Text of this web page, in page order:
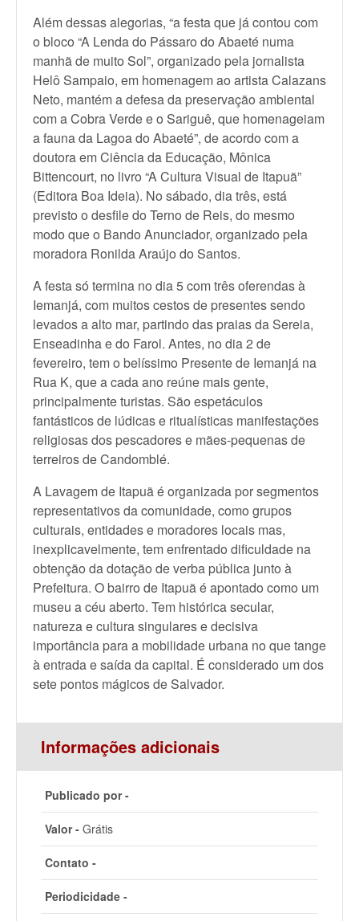
Além dessas alegorias, “a festa que já contou com
o bloco “A Lenda do Pássaro do Abaeté numa
manhã de muito Sol”, organizado pela jornalista
Helô Sampaio, em homenagem ao artista Calazans
Neto, mantém a defesa da preservação ambiental
com a Cobra Verde e o Sariguê, que homenageiam
a fauna da Lagoa do Abaeté”, de acordo com a
doutora em Ciência da Educação, Mônica
Bittencourt, no livro “A Cultura Visual de Itapuã”
(Editora Boa Ideia). No sábado, dia três, está
previsto o desfile do Terno de Reis, do mesmo
modo que o Bando Anunciador, organizado pela
moradora Ronilda Araújo do Santos.
A festa só termina no dia 5 com três oferendas à
Iemanjá, com muitos cestos de presentes sendo
levados a alto mar, partindo das praias da Sereia,
Enseadinha e do Farol. Antes, no dia 2 de
fevereiro, tem o belíssimo Presente de Iemanjá na
Rua K, que a cada ano reúne mais gente,
principalmente turistas. São espetáculos
fantásticos de lúdicas e ritualísticas manifestações
religiosas dos pescadores e mães-pequenas de
terreiros de Candomblé.
A Lavagem de Itapuã é organizada por segmentos
representativos da comunidade, como grupos
culturais, entidades e moradores locais mas,
inexplicavelmente, tem enfrentado dificuldade na
obtenção da dotação de verba pública junto à
Prefeitura. O bairro de Itapuã é apontado como um
museu a céu aberto. Tem histórica secular,
natureza e cultura singulares e decisiva
importância para a mobilidade urbana no que tange
à entrada e saída da capital. É considerado um dos
sete pontos mágicos de Salvador.
Informações adicionais
Publicado por -
Valor - Grátis
Contato -
Periodicidade -